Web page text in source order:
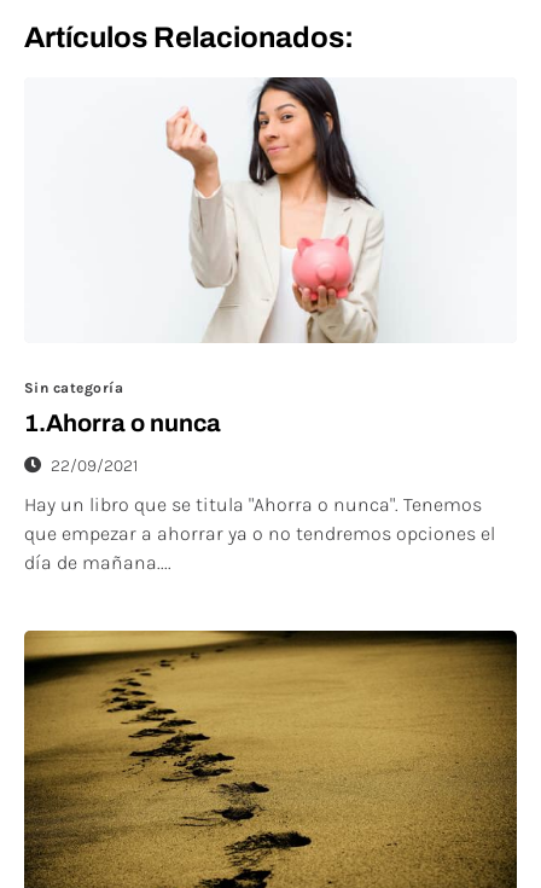
Artículos Relacionados:
Sin categoría
1.Ahorra o nunca
22/09/2021
Hay un libro que se titula "Ahorra o nunca". Tenemos
que empezar a ahorrar ya o no tendremos opciones el
día de mañana....